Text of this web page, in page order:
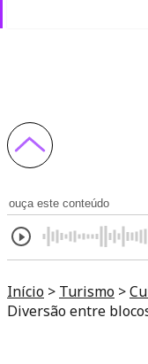
ouça este conteúdo
Início > Turismo >
Diversão entre